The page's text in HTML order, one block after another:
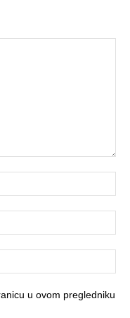
u ovom pregledniku